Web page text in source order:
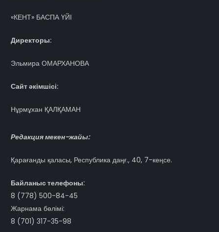
«КЕНТ» БАСПА ҮЙІ
Директоры:
Эльмира ОМАРХАНОВА
Сайт әкімшісі:
Нұрмұхан ҚАЛҚАМАН
Редакция мекен-жайы:
Қарағанды қаласы, Республика даңғ., 40, 7-кеңсе.
Байланыс телефоны:
8 (778) 500-84-45
Жарнама бөлімі:
8 (701) 317-35-98